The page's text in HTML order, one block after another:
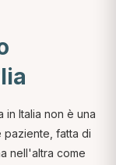
Italia non è una
paziente, fatta di
nell'altra come